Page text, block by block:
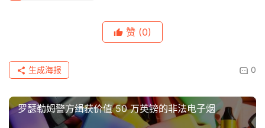
赞 (0)
0
生成海报
罗瑟勒姆警方缉获价值 50 万英镑的非法电子烟